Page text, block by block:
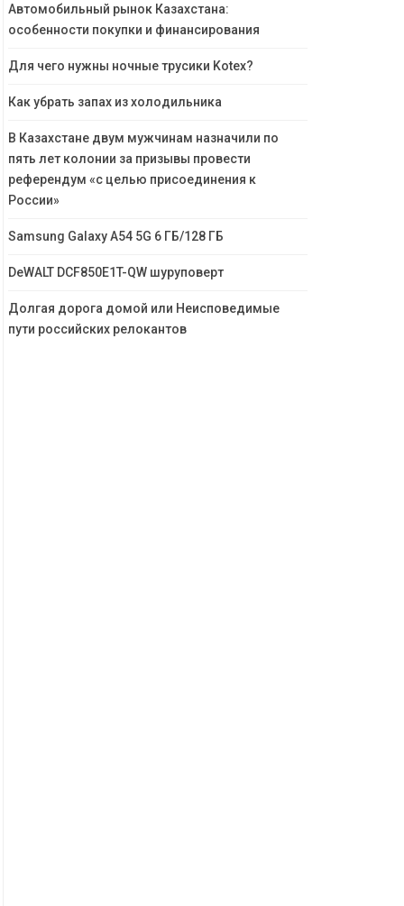
Автомобильный рынок Казахстана:
особенности покупки и финансирования
Для чего нужны ночные трусики Kotex?
Как убрать запах из холодильника
В Казахстане двум мужчинам назначили по
пять лет колонии за призывы провести
референдум «с целью присоединения к
России»
Samsung Galaxy A54 5G 6 ГБ/128 ГБ
DeWALT DCF850E1T-QW шуруповерт
Долгая дорога домой или Неисповедимые
пути российских релокантов